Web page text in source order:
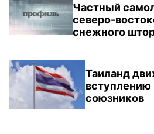
Частный
северо-
снежного
Таиланд
вступлению
союзников